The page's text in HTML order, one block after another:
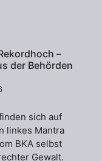
–
der Behörden
sich auf
linkes Mantra
BKA selbst
Gewalt.